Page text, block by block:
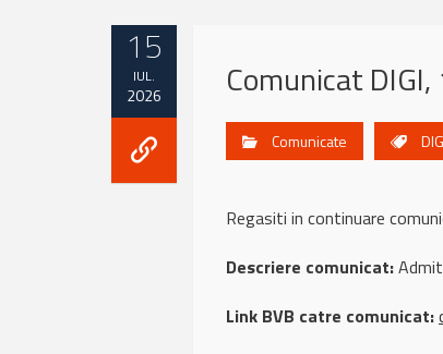
15
IUL.
2026 Comunicat
Comunicate
Regasiti in continuare
Descriere comunicat:
Link BVB catre comunicat: